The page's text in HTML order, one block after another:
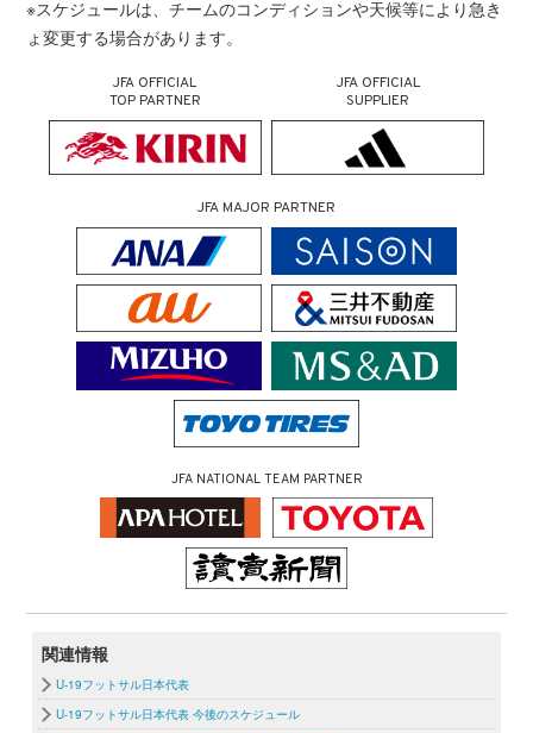
※スケジュールは、チームのコンディションや天候等により急き
ょ変更する場合があります。
JFA OFFICIAL
TOP PARTNER
JFA OFFICIAL
SUPPLIER
JFA MAJOR PARTNER
JFA NATIONAL TEAM PARTNER
関連情報
U-19フットサル日本代表
U-19フットサル日本代表 今後のスケジュール